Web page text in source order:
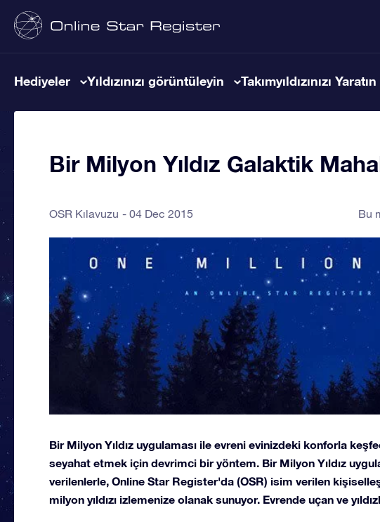
Hediyeler Yıldızınızı görüntüleyin Takımyıldızınızı Yaratın
Bir Milyon Yıldız Galaktik
OSR Kılavuzu 04 Dec 2015 Bu
Bir Milyon Yıldız uygulaması ile evreni evinizdeki konforla
seyahat etmek için devrimci bir yöntem. Bir Milyon Yıldız
verilenlerle, Online Star Register'da (OSR) isim verilen
milyon yıldızı izlemenize olanak sunuyor. Evrende uçan ve